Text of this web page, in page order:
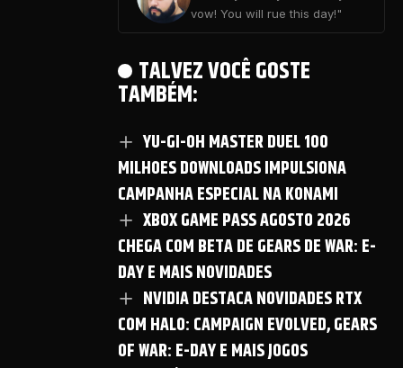
vow! You will rue this day!"
TALVEZ VOCÊ GOSTE
TAMBÉM:
YU-GI-OH MASTER DUEL 100
MILHOES DOWNLOADS IMPULSIONA
CAMPANHA ESPECIAL NA KONAMI
XBOX GAME PASS AGOSTO 2026
CHEGA COM BETA DE GEARS DE WAR: E-
DAY E MAIS NOVIDADES
NVIDIA DESTACA NOVIDADES RTX
COM HALO: CAMPAIGN EVOLVED, GEARS
OF WAR: E-DAY E MAIS JOGOS